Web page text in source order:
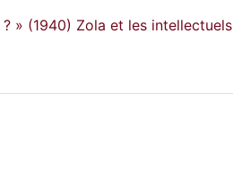
? » (1940) Zola et les intellectuels